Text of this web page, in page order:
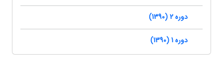
دوره 2 (1390)
دوره 1 (1390)